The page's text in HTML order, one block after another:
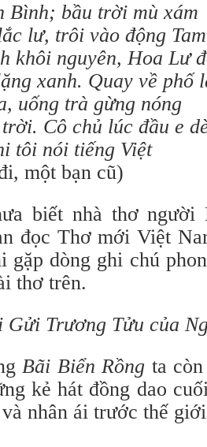
Bình; bầu trời mù xám
lư, trôi vào động
khôi nguyên, Hoa Lư
xanh. Quay về phố
uống trà gừng nóng
Cô chủ lúc đầu e
tôi nói tiếng Việt
một bạn cũ)
biết nhà thơ người
đọc Thơ mới Việt
gặp dòng ghi chú
thơ trên.
Gửi Trương Tửu của
Bãi Biển Rồng ta
kẻ hát đồng dao
nhân ái trước thế